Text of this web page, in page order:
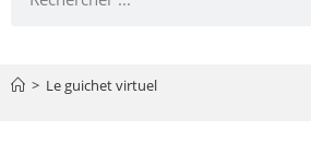
> Le guichet virtuel